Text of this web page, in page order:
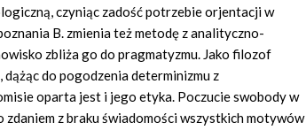
czyniąc zadość potrzebie orjentacji w
B. zmienia też metodę z analityczno-
zbliża go do pragmatyzmu. Jako filozof
do pogodzenia determinizmu z
oparta jest i jego etyka. Poczucie swobody w
z braku świadomości wszystkich motywów